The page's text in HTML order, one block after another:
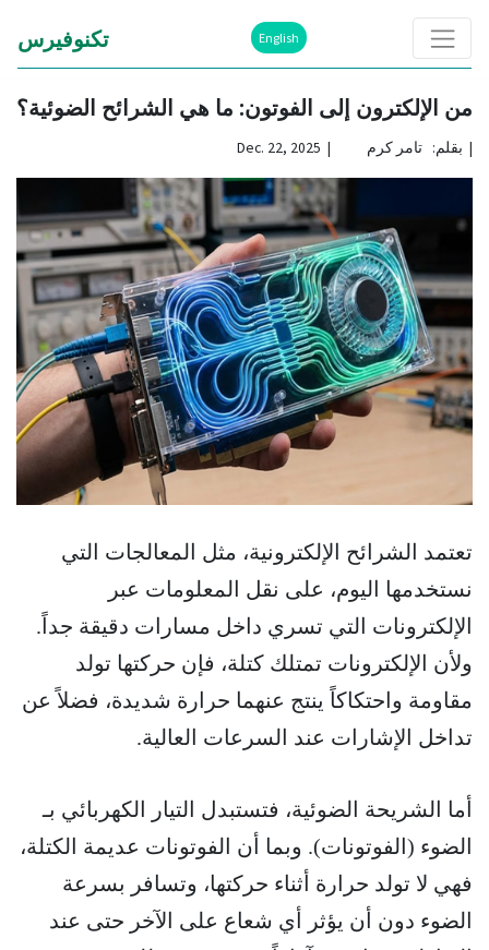
English تكنوفيرس
من الإلكترون إلى الفوتون: ما هي الشرائح الضوئية؟
| بقلم: تامر كرم | Dec. 22, 2025
تعتمد الشرائح الإلكترونية، مثل المعالجات التي
نستخدمها اليوم، على نقل المعلومات عبر
الإلكترونات التي تسري داخل مسارات دقيقة جداً.
ولأن الإلكترونات تمتلك كتلة، فإن حركتها تولد
مقاومة واحتكاكاً ينتج عنهما حرارة شديدة، فضلاً عن
تداخل الإشارات عند السرعات العالية.
أما الشريحة الضوئية، فتستبدل التيار الكهربائي بـ
الضوء (الفوتونات). وبما أن الفوتونات عديمة الكتلة،
فهي لا تولد حرارة أثناء حركتها، وتسافر بسرعة
الضوء دون أن يؤثر أي شعاع على الآخر حتى عند